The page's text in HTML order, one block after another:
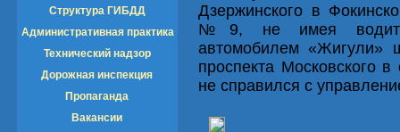
Структура ГИБДД
Административная практика
Технический надзор
Дорожная инспекция
Пропаганда
Вакансии
Дзержинского в
№9, не имея
автомобилем «Жигули»
проспекта Московского
не справился с